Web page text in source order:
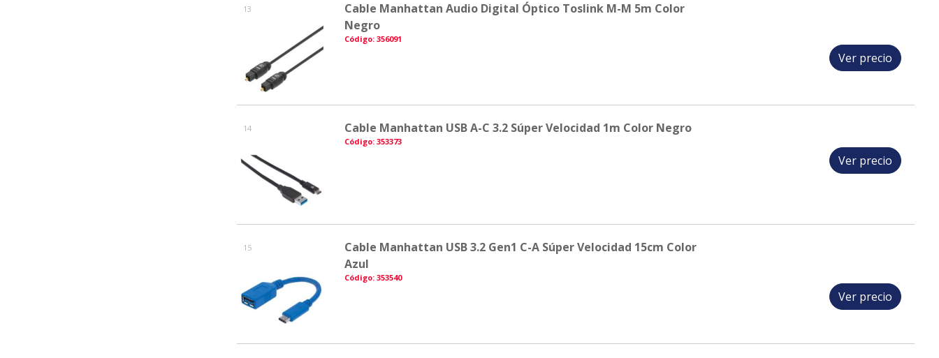
13
Cable Manhattan Audio Digital Óptico Toslink M-M 5m Color
Negro
Código: 356091
Ver precio
14 Cable Manhattan USB A-C 3.2 Súper Velocidad 1m Color Negro
Código: 353373
Ver precio
15
Cable Manhattan USB 3.2 Gen1 C-A Súper Velocidad 15cm Color
Azul
Código: 353540
Ver precio